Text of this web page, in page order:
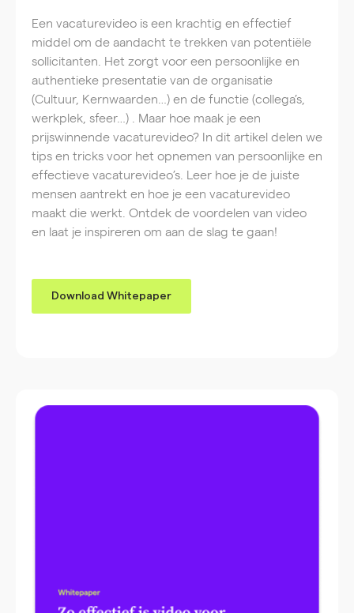
Een vacaturevideo is een krachtig en effectief
middel om de aandacht te trekken van potentiële
sollicitanten. Het zorgt voor een persoonlijke en
authentieke presentatie van de organisatie
(Cultuur, Kernwaarden…) en de functie (collega’s,
werkplek, sfeer…) . Maar hoe maak je een
prijswinnende vacaturevideo? In dit artikel delen we
tips en tricks voor het opnemen van persoonlijke en
effectieve vacaturevideo’s. Leer hoe je de juiste
mensen aantrekt en hoe je een vacaturevideo
maakt die werkt. Ontdek de voordelen van video
en laat je inspireren om aan de slag te gaan!
Download Whitepaper